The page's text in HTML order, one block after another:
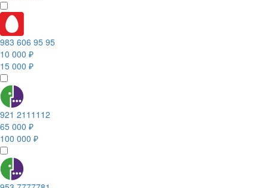
983 606 95 95
10 000 ₽
15 000 ₽
921 2111112
65 000 ₽
100 000 ₽